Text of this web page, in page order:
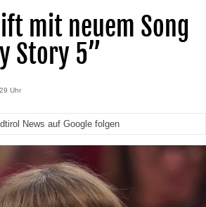
mit neuem Song
Story 5”
Uhr
News auf Google folgen